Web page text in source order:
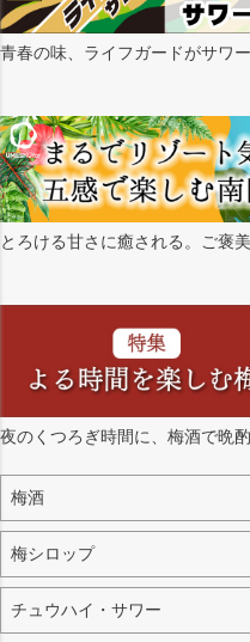
青春の味、ライフガードがサワ
とろける甘さに癒される。ご褒
夜のくつろぎ時間に、梅酒で晩
梅酒
梅シロップ
チュウハイ・サワー